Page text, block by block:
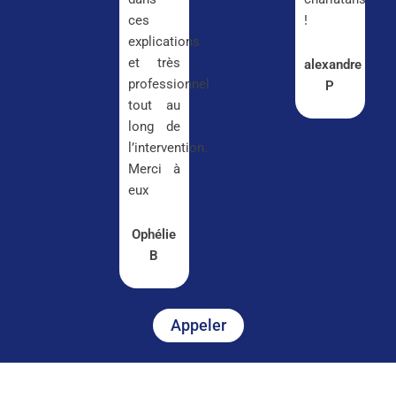
ces
explications
et très
professionnel
tout au
long de
l’intervention.
Merci à
eux
Ophélie
B
!
alexandre
P
Appeler